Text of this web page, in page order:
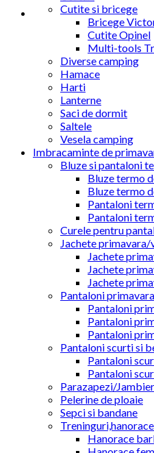
Cutite si bricege
Bricege
Cutite Opinel
Multi-tools
Diverse camping
Hamace
Harti
Lanterne
Saci de dormit
Saltele
Vesela camping
Imbracaminte de
Bluze si pantaloni
Bluze termo
Bluze termo
Pantaloni
Pantaloni
Curele pentru
Jachete primavara/
Jachete
Jachete
Jachete
Pantaloni
Pantaloni
Pantaloni
Pantaloni
Pantaloni scurti si
Pantaloni
Pantaloni
Parazapezi/
Pelerine de ploaie
Sepci si bandane
Hanorace